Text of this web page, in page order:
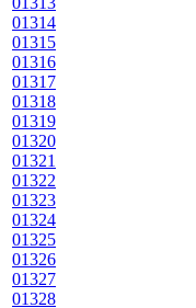
01314
01315
01316
01317
01318
01319
01320
01321
01322
01323
01324
01325
01326
01327
01328